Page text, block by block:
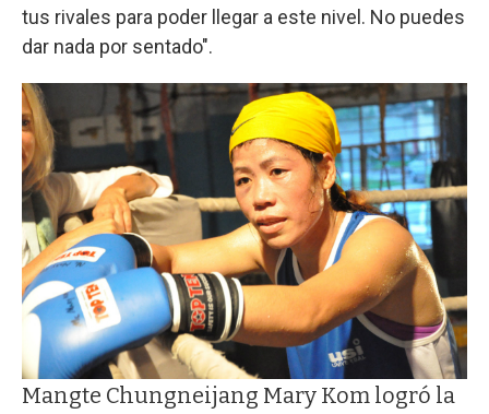
tus rivales para poder llegar a este nivel. No puedes
dar nada por sentado".
Mangte Chungneijang Mary Kom logró la